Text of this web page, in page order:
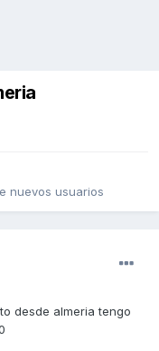
nuevos usuarios
desde almeria tengo